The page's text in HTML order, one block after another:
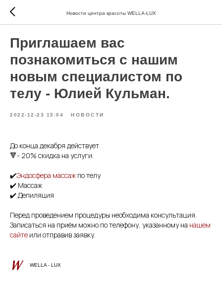
Новости центра красоты WELLA-LUX
Приглашаем вас
познакомиться с нашим
новым специалистом по
телу - Юлией Кульман.
2022-12-23 15:04 НОВОСТИ
До конца декабря действует
🔻- 20% скидка на услуги:
✔️Эндосфера массаж по телу
✔️ Массаж
✔️ Депиляция
Перед проведением процедуры необходима консультация.
Записаться на приём можно по телефону, указанному на нашем
сайте или отправив заявку.
WELLA - LUX